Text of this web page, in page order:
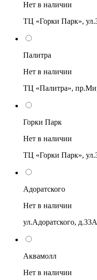
Нет в наличии
ТЦ «Горки Парк»,
Палитра
Нет в наличии
ТЦ «Палитра»,
Горки Парк
Нет в наличии
ТЦ «Горки Парк»,
Адоратского
Нет в наличии
ул.Адоратского,
Аквамолл
Нет в наличии